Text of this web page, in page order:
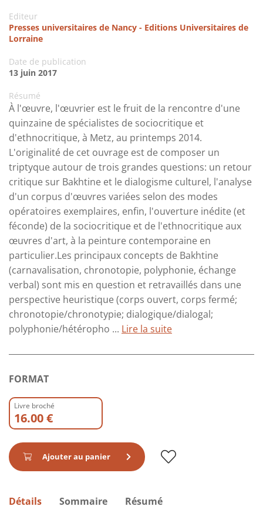
Editeur
Presses universitaires de Nancy - Editions Universitaires de
Lorraine
Date de publication
13 juin 2017
Résumé
À l'œuvre, l'œuvrier est le fruit de la rencontre d'une
quinzaine de spécialistes de sociocritique et
d'ethnocritique, à Metz, au printemps 2014.
L'originalité de cet ouvrage est de composer un
triptyque autour de trois grandes questions: un retour
critique sur Bakhtine et le dialogisme culturel, l'analyse
d'un corpus d'œuvres variées selon des modes
opératoires exemplaires, enfin, l'ouverture inédite (et
féconde) de la sociocritique et de l'ethnocritique aux
œuvres d'art, à la peinture contemporaine en
particulier.Les principaux concepts de Bakhtine
(carnavalisation, chronotopie, polyphonie, échange
verbal) sont mis en question et retravaillés dans une
perspective heuristique (corps ouvert, corps fermé;
chronotopie/chronotypie; dialogique/dialogal;
polyphonie/hétéropho ... Lire la suite
FORMAT
Livre broché
16.00 €
Ajouter au panier
Détails Sommaire Résumé